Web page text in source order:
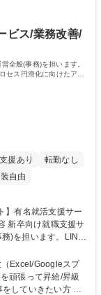
気な対応で主体的に
く他部門と連携しな
につき市場価値を上
したサービスを展開
起される存在です
ビス/業務改善/
全般(事務)を担います。
セス円滑化に向けたアイ
援あり
転勤なし
自由
)を担います。LINE/
プロセス円滑化に向
各選考の進捗や対
】選考参加を促す自
Excel/Googleスプ
頑張って昇給/昇級
していきたい方 な